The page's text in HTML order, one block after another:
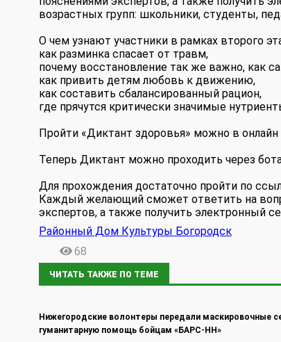
возрастных групп: школьники, студенты,
О чем узнают участники в рамках второго
как разминка спасает от травм,
почему восстановление так же важно, как
как привить детям любовь к движению,
как составить сбалансированный рацион,
где прячутся критически значимые
Пройти «Диктант здоровья» можно в
Теперь Диктант можно проходить через
Для прохождения достаточно пройти по
Каждый желающий сможет ответить на
экспертов, а также получить электронный
Районный Дом Культуры Богородск
68
ЧИТАТЬ ТАКЖЕ ПО ТЕМЕ
Нижегородские волонтеры передали маскировочные
гуманитарную помощь бойцам «БАРС-НН»